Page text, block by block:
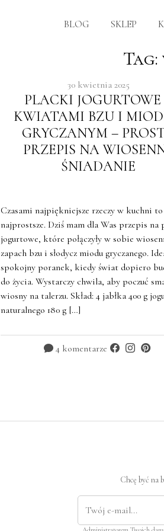
BLOG SKLEP
30 kwietnia 2025
PLACKI
KWIATAMI BZU I
GRYCZANYM –
PRZEPIS NA
ŚNIADANIE
Czasami najpiękniejsze rzeczy w kuchni
najprostsze. Dziś mam dla Was przepis na
jogurtowe, które połączyły w sobie
zapach bzu i słodycz miodu gryczanego.
spokojny poranek, kiedy świat dopiero
do życia. Wystarczy chwila, aby poczuć
wiosny na talerzu. Skład: 4 jabłka 400 g
naturalnego 180 g […]
4 komentarze
Chcę być na